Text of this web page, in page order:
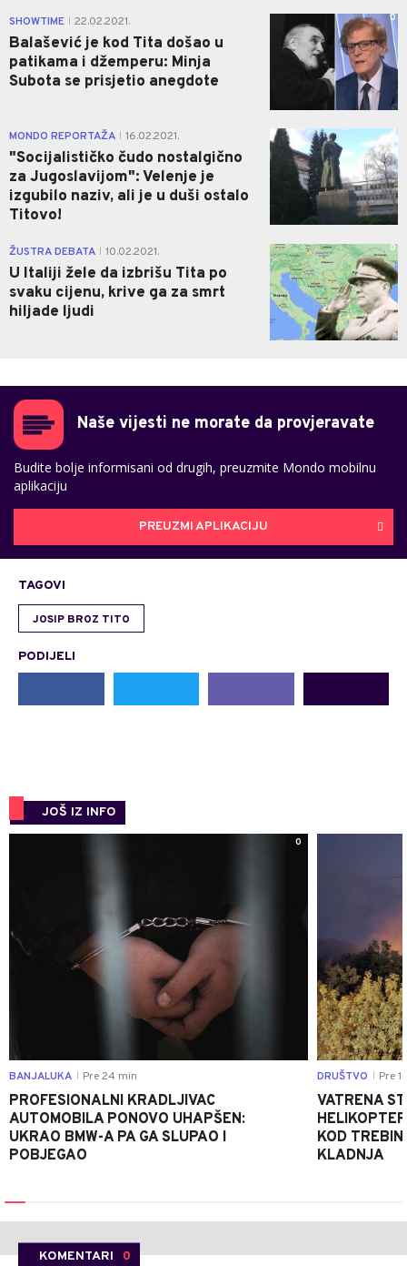
SHOWTIME 22.02.2021.
Balašević je kod Tita došao u
patikama i džemperu: Minja
Subota se prisjetio anegdote
0
MONDO REPORTAŽA 16.02.2021.
"Socijalističko čudo nostalgično
za Jugoslavijom": Velenje je
izgubilo naziv, ali je u duši ostalo
Titovo!
4
ŽUSTRA DEBATA 10.02.2021.
U Italiji žele da izbrišu Tita po
svaku cijenu, krive ga za smrt
hiljade ljudi
0
Naše vijesti ne morate da provjeravate
Budite bolje informisani od drugih, preuzmite Mondo mobilnu
aplikaciju
PREUZMI APLIKACIJU
TAGOVI
JOSIP BROZ TITO
PODIJELI
JOŠ IZ INFO
0
BANJALUKA Pre 24 min
PROFESIONALNI KRADLJIVAC
AUTOMOBILA PONOVO UHAPŠEN:
UKRAO BMW-A PA GA SLUPAO I
POBJEGAO
DRUŠTVO Pre 1
VATRENA
KOD
KLADNJA
KOMENTARI 0